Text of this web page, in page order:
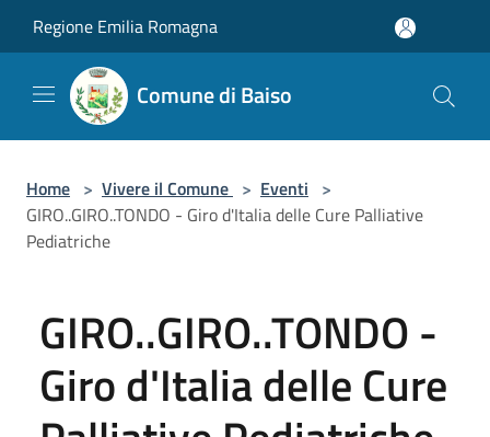
Regione Emilia Romagna
Comune di Baiso
Home > Vivere il Comune > Eventi >
GIRO..GIRO..TONDO - Giro d'Italia delle Cure Palliative
Pediatriche
GIRO..GIRO..TONDO -
Giro d'Italia delle Cure